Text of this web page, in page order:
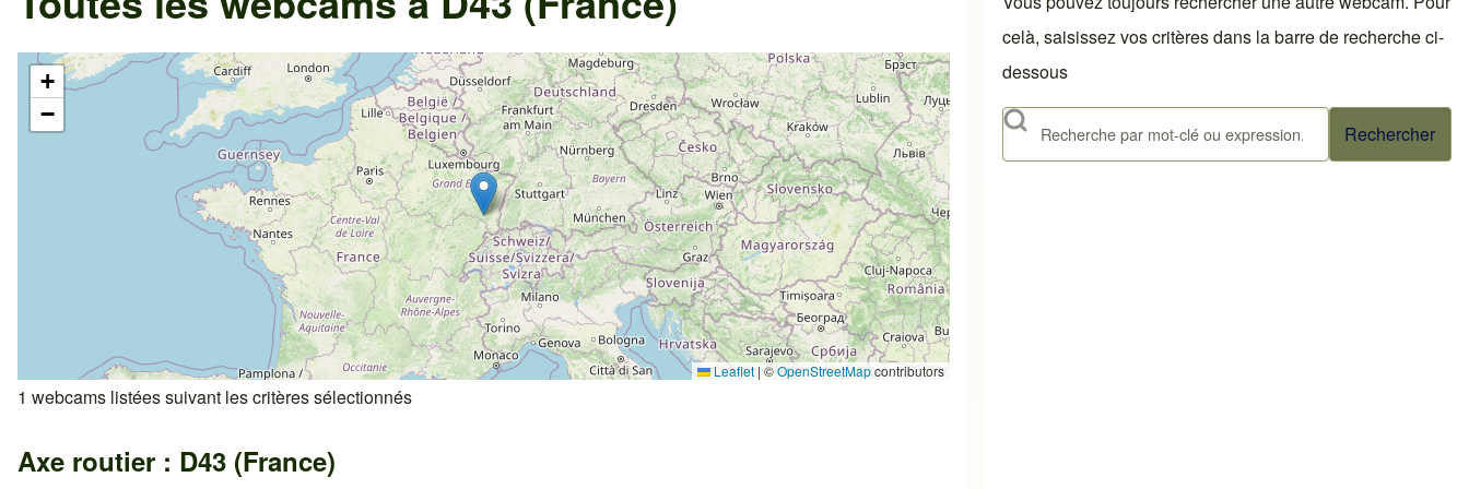
+
−
Leaflet | ©OpenStreetMapcontributors
1 webcams listées suivant les critères sélectionnés
Axe routier : D43 (France)
celà, saisissez vos critères dans la barre de recherche ci-
dessous
Rechercher